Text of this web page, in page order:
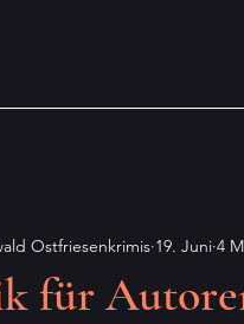
für
Ostfriesenkrimis 19. Juni 4